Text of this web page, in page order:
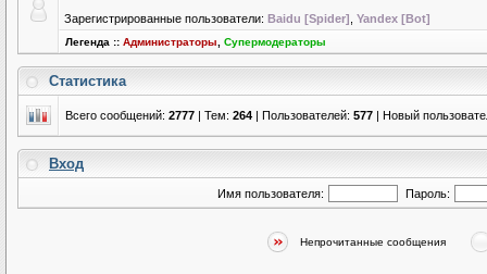
Зарегистрированные пользователи: Baidu [Spider] Yandex [Bot]
Легенда :: Администраторы Супермодераторы
Статистика
Всего сообщений: 2777 | Тем: 264 | Пользователей: 577 | Новый
Вход
Имя пользователя: Пароль:
Непрочитанные сообщения